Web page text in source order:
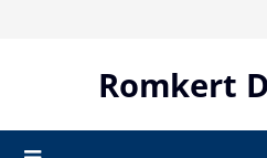
Romkert